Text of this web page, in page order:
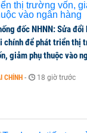
thế chấp ngân
tháng 8, nhóm
đốc NHNN: Sửa đổi
chính để phát triển thị
giảm phụ thuộc vào
CHÍNH - 18 giờ trước